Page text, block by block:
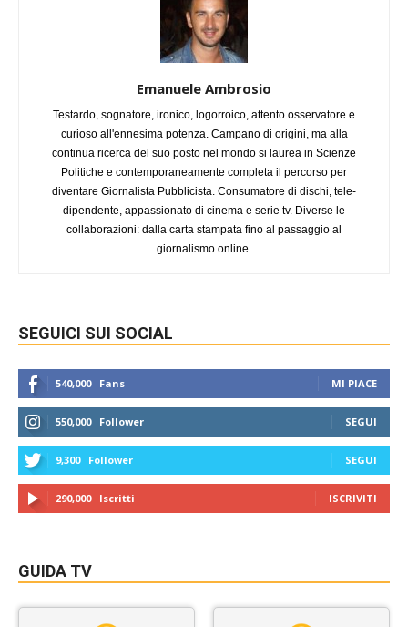
Emanuele Ambrosio
Testardo, sognatore, ironico, logorroico, attento osservatore e
curioso all'ennesima potenza. Campano di origini, ma alla
continua ricerca del suo posto nel mondo si laurea in Scienze
Politiche e contemporaneamente completa il percorso per
diventare Giornalista Pubblicista. Consumatore di dischi, tele-
dipendente, appassionato di cinema e serie tv. Diverse le
collaborazioni: dalla carta stampata fino al passaggio al
giornalismo online.
SEGUICI SUI SOCIAL
540,000 Fans MI PIACE
550,000 Follower SEGUI
9,300 Follower SEGUI
290,000 Iscritti ISCRIVITI
GUIDA TV